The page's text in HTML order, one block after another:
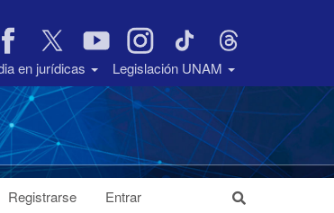
en jurídicas Legislación UNAM
Registrarse Entrar